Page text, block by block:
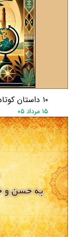
۱۰ داستان کوتاه لقمان
۱۵ مرداد ۰۵